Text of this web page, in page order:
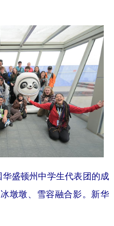
华盛顿州中学生代表团的成
墩墩、雪容融合影。新华